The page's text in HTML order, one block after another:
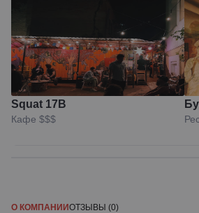
Squat 17B
Кафе $$$
О КОМПАНИИОТЗЫВЫ (0)